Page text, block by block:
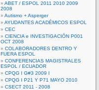
ABET / ESPOL 2011 2010 2009
2008
Autismo + Asperger
AYUDANTES ACADÉMICOS ESPOL
CEC
CIENCIA e INVESTIGACIÓN P001
OCT 2008
COLABORADORES DENTRO Y
FUERA ESPOL
CONFERENCIAS MAGISTRALES
ESPOL / ECUADOR
CPQG I G#3 2009 I
CPQG I P21 Y P71 MAYO 2010
CSECT 2011 - 2008